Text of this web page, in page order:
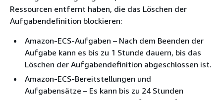
Ressourcen entfernt haben, die das Löschen der
Aufgabendefinition blockieren:
Amazon-ECS-Aufgaben – Nach dem Beenden der
Aufgabe kann es bis zu 1 Stunde dauern, bis das
Löschen der Aufgabendefinition abgeschlossen ist.
Amazon-ECS-Bereitstellungen und
Aufgabensätze – Es kann bis zu 24 Stunden